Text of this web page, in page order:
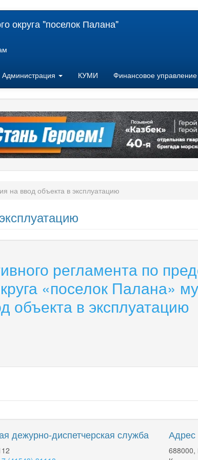
округа "поселок Палана"
Администрация КУМИ Финансовое управление
на ввод объекта в эксплуатацию
регламента по
«поселок Палана»
объекта в эксплуатацию
дежурно-диспетчерская служба Адрес
688000,